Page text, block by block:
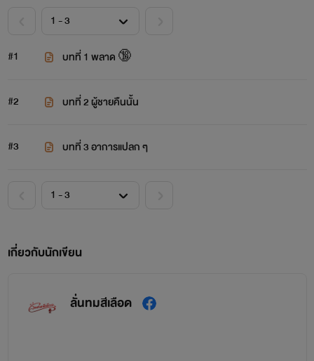
#1 บทที่ 1 พลาด 🔞
#2 บทที่ 2 ผู้ชายคืนนั้น
#3 บทที่ 3 อาการแปลก ๆ
เกี่ยวกับนักเขียน
ลั่นทมสีเลือด